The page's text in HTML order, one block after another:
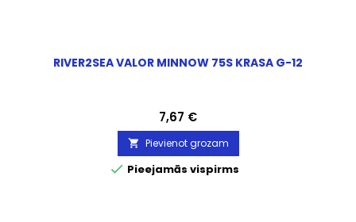
RIVER2SEA VALOR MINNOW 75S KRASA G-12
Cena
7,67 €
 Pievienot grozam
 Pieejamās vispirms